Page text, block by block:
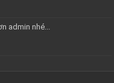
admin nhé...